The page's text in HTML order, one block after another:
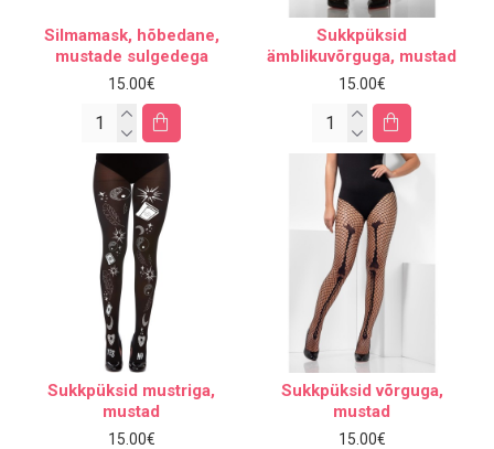
Silmamask, hõbedane,
mustade sulgedega
15.00€
Sukkpüksid
ämblikuvõrguga, mustad
15.00€
Sukkpüksid mustriga,
mustad
15.00€
Sukkpüksid võrguga,
mustad
15.00€